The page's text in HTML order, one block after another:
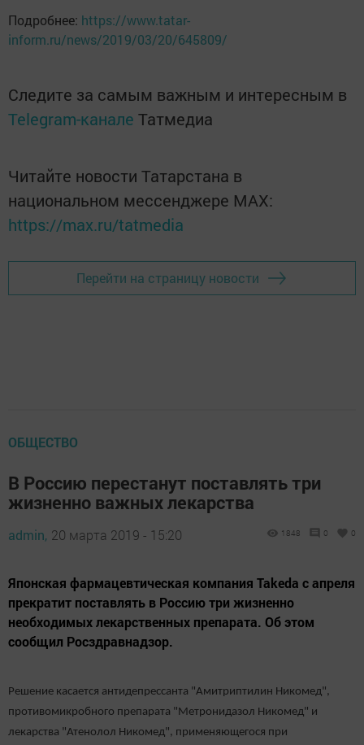
Подробнее: https://www.tatar-
inform.ru/news/2019/03/20/645809/
Следите за самым важным и интересным в
Telegram-канале Татмедиа
Читайте новости Татарстана в
национальном мессенджере MАХ:
https://max.ru/tatmedia
Перейти на страницу новости
ОБЩЕСТВО
В Россию перестанут поставлять три
жизненно важных лекарства
admin, 20 марта 2019 - 15:20 1848 0 0
Японская фармацевтическая компания Takeda с апреля
прекратит поставлять в Россию три жизненно
необходимых лекарственных препарата. Об этом
сообщил Росздравнадзор.
Решение касается антидепрессанта "Амитриптилин Никомед",
противомикробного препарата "Метронидазол Никомед" и
лекарства "Атенолол Никомед", применяющегося при